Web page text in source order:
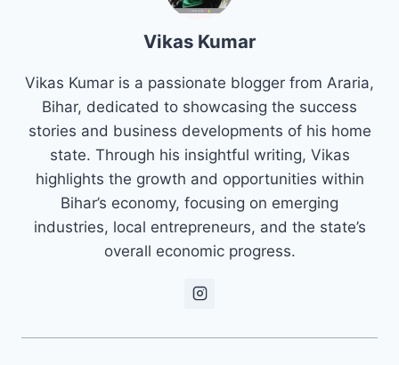
Vikas Kumar
Vikas Kumar is a passionate blogger from Araria,
Bihar, dedicated to showcasing the success
stories and business developments of his home
state. Through his insightful writing, Vikas
highlights the growth and opportunities within
Bihar’s economy, focusing on emerging
industries, local entrepreneurs, and the state’s
overall economic progress.